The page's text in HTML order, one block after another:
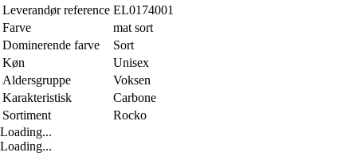
Leverandør reference EL0174001
Farve
mat sort
Dominerende farve
Sort
Køn
Unisex
Aldersgruppe
Voksen
Karakteristisk
Carbone
Sortiment
Rocko
Loading...
Loading...